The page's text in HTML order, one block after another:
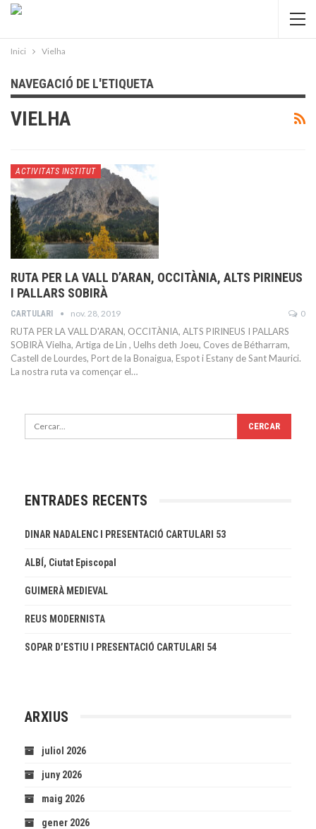
Inici Vielha
NAVEGACIÓ DE L'ETIQUETA
VIELHA
ACTIVITATS INSTITUT
RUTA PER LA VALL D’ARAN, OCCITÀNIA, ALTS PIRINEUS
I PALLARS SOBIRÀ
CARTULARI nov. 28, 2019 0
RUTA PER LA VALL D'ARAN, OCCITÀNIA, ALTS PIRINEUS I PALLARS
SOBIRÀ Vielha, Artiga de Lin , Uelhs deth Joeu, Coves de Bétharram,
Castell de Lourdes, Port de la Bonaigua, Espot i Estany de Sant Maurici.
La nostra ruta va començar el…
ENTRADES RECENTS
DINAR NADALENC I PRESENTACIÓ CARTULARI 53
ALBÍ, Ciutat Episcopal
GUIMERÀ MEDIEVAL
REUS MODERNISTA
SOPAR D’ESTIU I PRESENTACIÓ CARTULARI 54
ARXIUS
juliol 2026
juny 2026
maig 2026
gener 2026